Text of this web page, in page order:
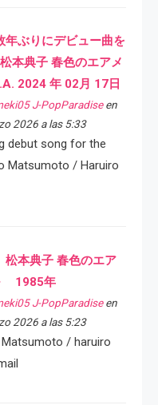
年ぶりにデビュー曲を
本典子 春色のエアメ
2024 年 02月 17日
J-PopParadiseen
2026 a las 5:33
debut song for the
Matsumoto / Haruiro
松本典子 春色のエア
1985年
J-PopParadiseen
2026 a las 5:23
/ haruiro